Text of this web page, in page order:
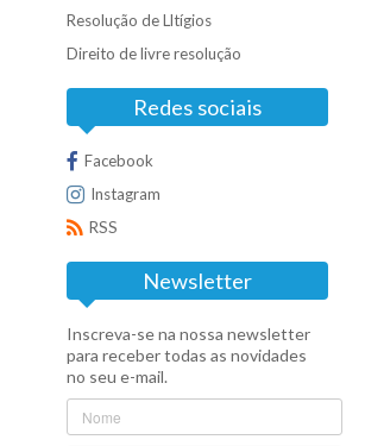
Resolução de Lltígios
Direito de livre resolução
Redes sociais
Facebook
Instagram
RSS
Newsletter
Inscreva-se na nossa newsletter
para receber todas as novidades
no seu e-mail.